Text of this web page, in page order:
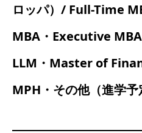
ロッパ）/ Full-Time
MBA・Executive
LLM・Master of
MPH・その他（進学予